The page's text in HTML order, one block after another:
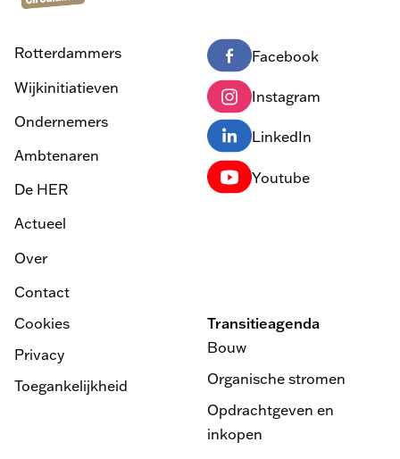
Rotterdammers
Wijkinitiatieven
Ondernemers
Ambtenaren
De HER
Actueel
Over
Contact
Facebook
Instagram
LinkedIn
Youtube
Cookies
Privacy
Toegankelijkheid
Transitieagenda
Bouw
Organische stromen
Opdrachtgeven en
inkopen